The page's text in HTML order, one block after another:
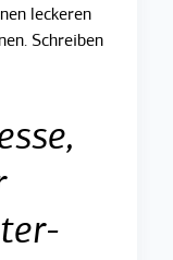
leckeren
Schreiben